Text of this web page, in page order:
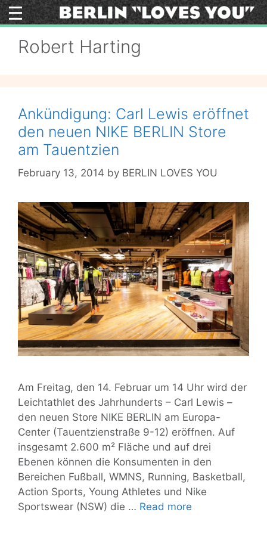
Skip
to
Robert Harting
Ankündigung: Carl Lewis eröffnet
den neuen NIKE BERLIN Store
am Tauentzien
February 13, 2014 by BERLIN LOVES YOU
Am Freitag, den 14. Februar um 14 Uhr wird der
Leichtathlet des Jahrhunderts – Carl Lewis –
den neuen Store NIKE BERLIN am Europa-
Center (Tauentzienstraße 9-12) eröffnen. Auf
insgesamt 2.600 m² Fläche und auf drei
Ebenen können die Konsumenten in den
Bereichen Fußball, WMNS, Running, Basketball,
Action Sports, Young Athletes und Nike
Sportswear (NSW) die … Read more